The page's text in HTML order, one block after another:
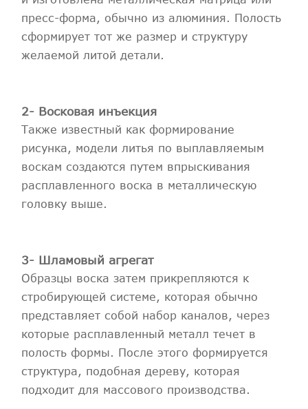
пресс-форма, обычно из алюминия. Полость
сформирует тот же размер и структуру
желаемой литой детали.
2- Восковая инъекция
Также известный как формирование
рисунка, модели литья по выплавляемым
воскам создаются путем впрыскивания
расплавленного воска в металлическую
головку выше.
3- Шламовый агрегат
Образцы воска затем прикрепляются к
стробирующей системе, которая обычно
представляет собой набор каналов, через
которые расплавленный металл течет в
полость формы. После этого формируется
структура, подобная дереву, которая
подходит для массового производства.